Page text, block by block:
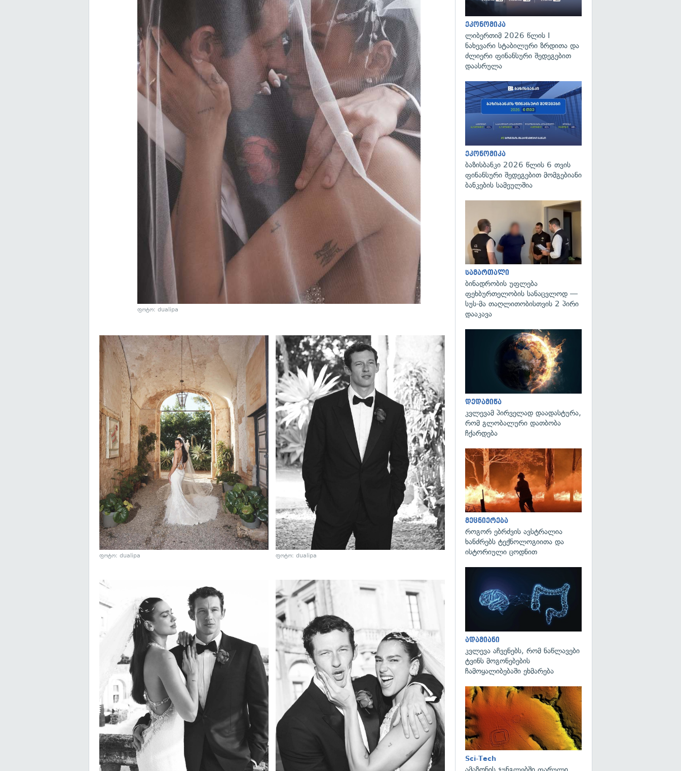
ფოტო: dualipa
ფოტო: dualipa ფოტო: dualipa
ეკონომიკა
ლიბერთიმ 2026 წლის I
ნახევარი სტაბილური ზრდითა და
ძლიერი ფინანსური შედეგებით
დაასრულა
ეკონომიკა
ბაზისბანკი 2026 წლის 6 თვის
ფინანსური შედეგებით მომგებიანი
ბანკების სამეულშია
სამართალი
ბინადრობის უფლება
ფეხბურთელობის სანაცვლოდ —
სუს-მა თაღლითობისთვის 2 პირი
დააკავა
დედამიწა
კვლევამ პირველად დაადასტურა,
რომ გლობალური დათბობა
ჩქარდება
მეცნიერება
როგორ ებრძვის ავსტრალია
ხანძრებს ტექნოლოგიითა და
ისტორიული ცოდნით
ადამიანი
კვლევა აჩვენებს, რომ ნაწლავები
ტვინს მოგონებების
ჩამოყალიბებაში ეხმარება
Sci-Tech